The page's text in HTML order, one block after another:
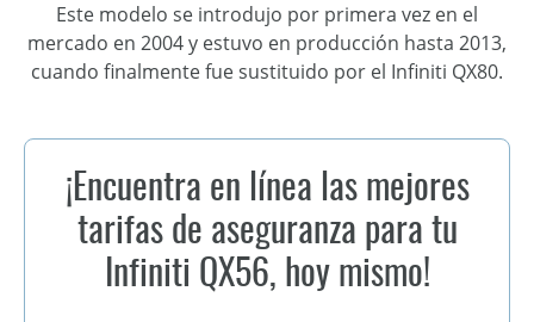
Este modelo se introdujo por primera vez en el
mercado en 2004 y estuvo en producción hasta 2013,
cuando finalmente fue sustituido por el Infiniti QX80.
¡Encuentra en línea las mejores
tarifas de aseguranza para tu
Infiniti QX56, hoy mismo!